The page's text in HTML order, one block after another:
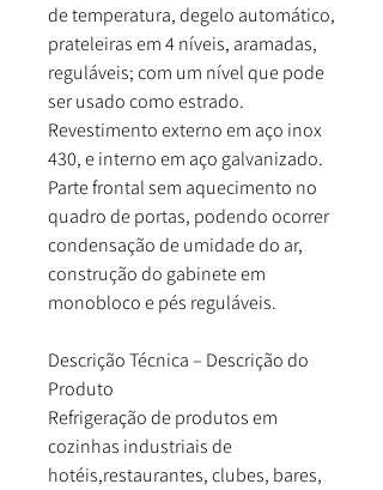
de temperatura, degelo automático,
prateleiras em 4 níveis, aramadas,
reguláveis; com um nível que pode
ser usado como estrado.
Revestimento externo em aço inox
430, e interno em aço galvanizado.
Parte frontal sem aquecimento no
quadro de portas, podendo ocorrer
condensação de umidade do ar,
construção do gabinete em
monobloco e pés reguláveis.
Descrição Técnica – Descrição do
Produto
Refrigeração de produtos em
cozinhas industriais de
hotéis,restaurantes, clubes, bares,